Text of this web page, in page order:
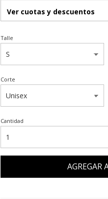
Ver cuotas y descuentos
Talle
Corte
Cantidad
AGREGAR